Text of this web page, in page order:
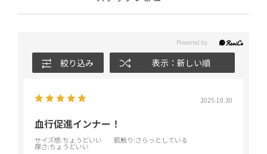
絞り込み 表示：新しい順
2025.10.30
血行促進インナー！
サイズ感:ちょうどいい 肌触り:さらっとしている
厚さ:ちょうどいい